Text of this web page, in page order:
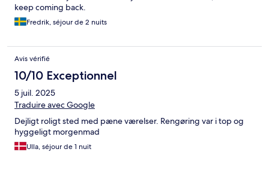
keep coming back.
Fredrik, séjour de 2 nuits
Avis vérifié
10/10 Exceptionnel
5 juil. 2025
Traduire avec Google
Dejligt roligt sted med pæne værelser. Rengøring var i top og
hyggeligt morgenmad
Ulla, séjour de 1 nuit